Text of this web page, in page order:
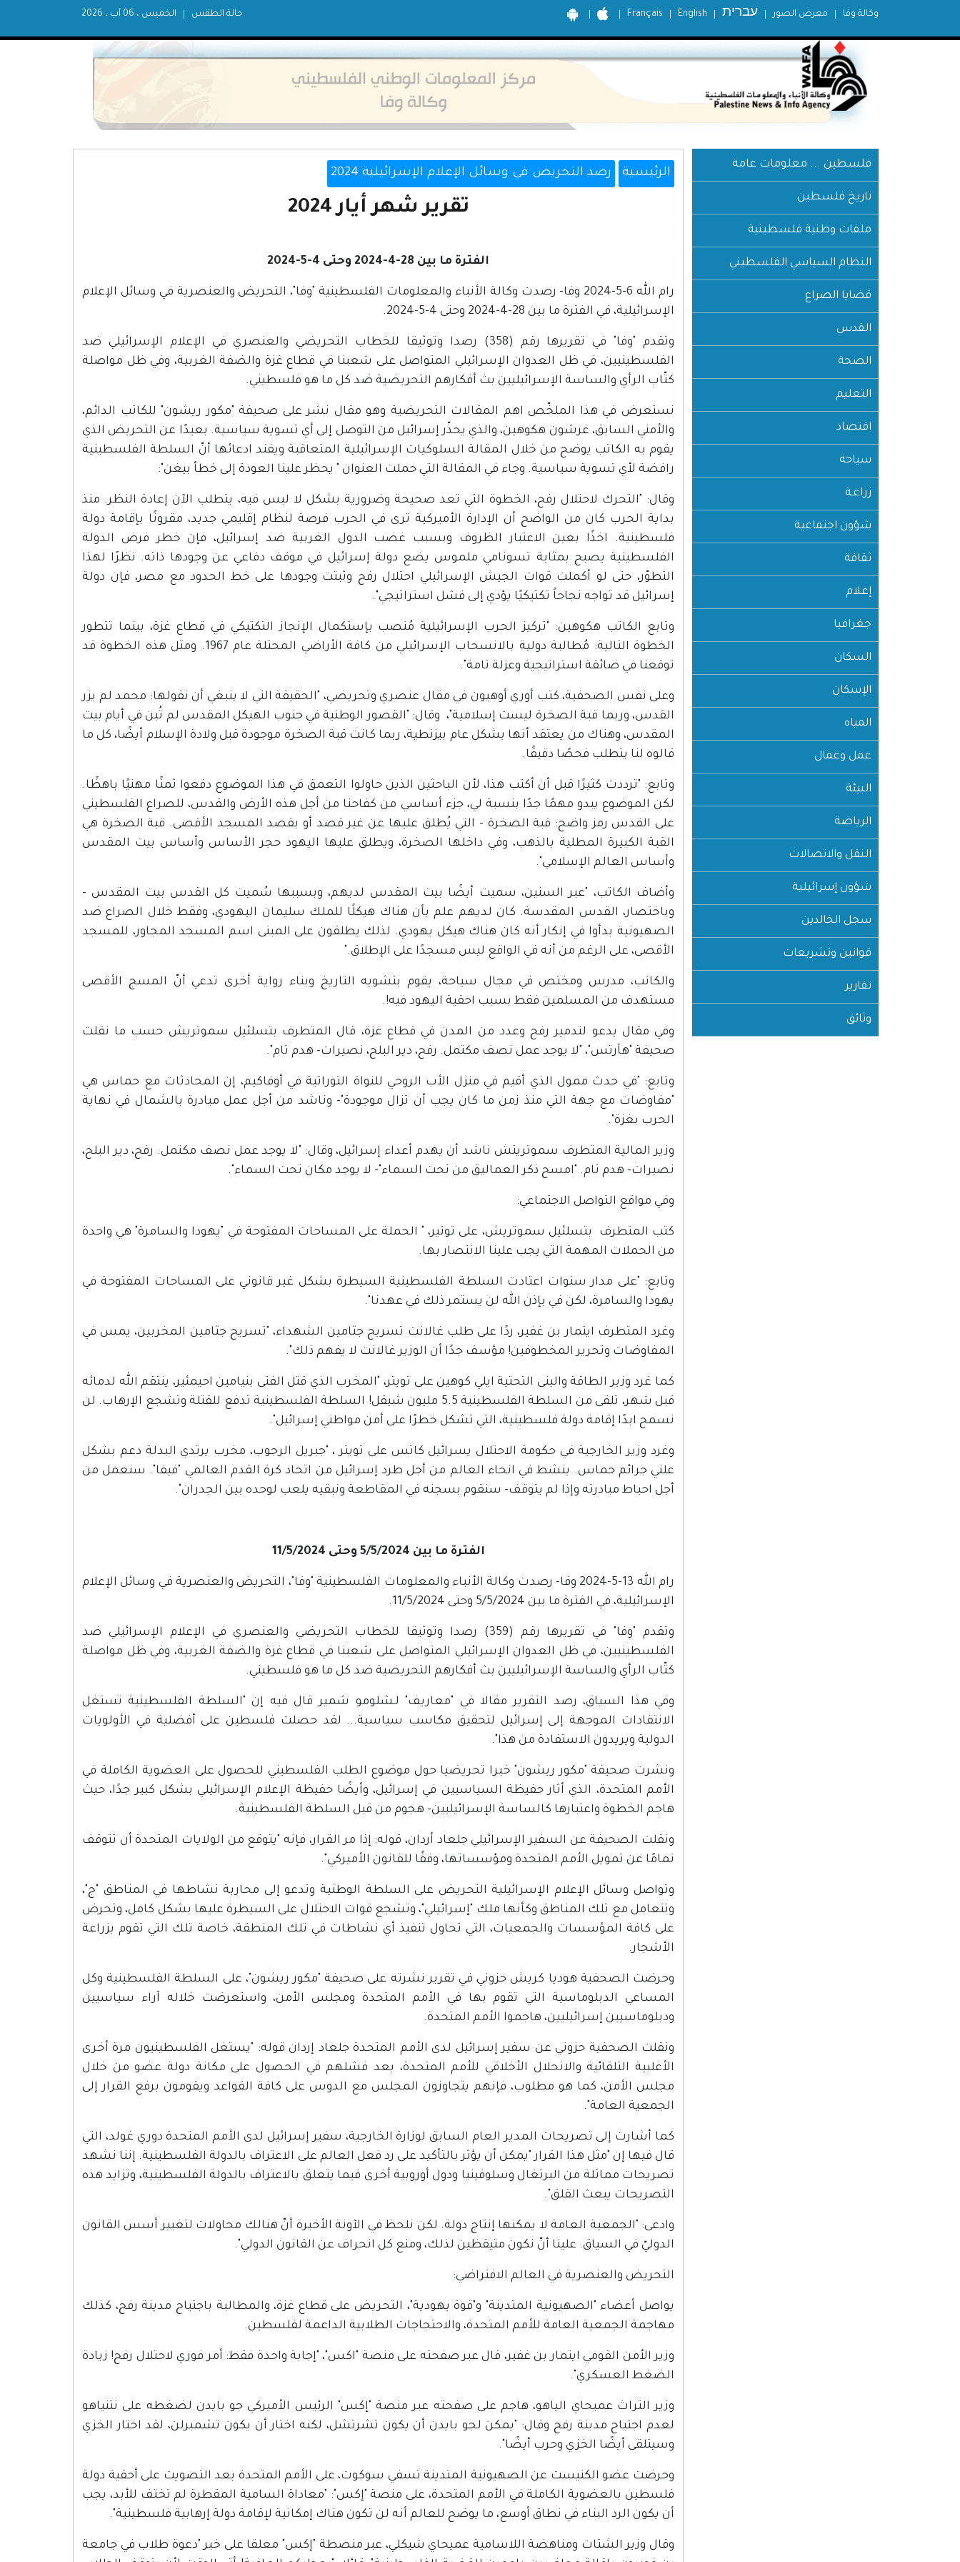
Français English עברית معرض الصور وكالة وفا الخميس ، 06 آب ، 2026 حالة الطقس
فلسطين ... معلومات عامة
تاريخ فلسطين
ملفات وطنية فلسطينية
النظام السياسي الفلسطيني
قضايا الصراع
القدس
الصحة
التعليم
اقتصاد
سياحة
زراعـة
شؤون اجتماعية
ثقافة
إعلام
جغرافيا
السكان
الإسكان
المياه
عمل وعمال
البيئة
الرياضة
النقل والاتصالات
شؤون إسرائيلية
سجل الخالدين
قوانين وتشريعات
تقارير
وثائق
الرئيسية رصد التحريض في وسائل الإعلام الإسرائيلية 2024
تقرير شهر أيار 2024
الفترة ما بين 28-4-2024 وحتى 4-5-2024
رام الله 6-5-2024 وفا- رصدت وكالة الأنباء والمعلومات الفلسطينية "وفا"، التحريض والعنصرية في وسائل الإعلام
الإسرائيلية، في الفترة ما بين 28-4-2024 وحتى 4-5-2024.
وتقدم "وفا" في تقريرها رقم (358) رصدا وتوثيقا للخطاب التحريضي والعنصري في الإعلام الإسرائيلي ضد
الفلسطينيين، في ظل العدوان الإسرائيلي المتواصل على شعبنا في قطاع غزة والضفة الغربية، وفي ظل مواصلة
كتّاب الرأي والساسة الإسرائيليين بث أفكارهم التحريضية ضد كل ما هو فلسطيني.
نستعرض في هذا الملخّص اهم المقالات التحريضية وهو مقال نشر على صحيفة "مكور ريشون" للكاتب الدائم،
والأمني السابق، غرشون هكوهين، والذي يحذّر إسرائيل من التوصل إلى أي تسوية سياسية. بعيدًا عن التحريض الذي
يقوم به الكاتب يوضح من خلال المقالة السلوكيات الإسرائيلية المتعاقبة ويفند ادعائها أنّ السلطة الفلسطينية
رافضة لأي تسوية سياسية. وجاء في المقالة التي حملت العنوان " يحظر علينا العودة إلى خطأ بيغن":
وقال: "التحرك لاحتلال رفح، الخطوة التي تعد صحيحة وضرورية بشكل لا لبس فيه، يتطلب الآن إعادة النظر. منذ
بداية الحرب كان من الواضح أن الإدارة الأميركية ترى في الحرب فرصة لنظام إقليمي جديد، مقرونًا بإقامة دولة
فلسطينية. اخذًا بعين الاعتبار الظروف وبسبب غضب الدول الغربية ضد إسرائيل، فإن خطر فرض الدولة
الفلسطينية يصبح بمثابة تسونامي ملموس يضع دولة إسرائيل في موقف دفاعي عن وجودها ذاته. نظرًا لهذا
التطوّر، حتى لو أكملت قوات الجيش الإسرائيلي احتلال رفح وثبتت وجودها على خط الحدود مع مصر، فإن دولة
إسرائيل قد تواجه نجاحاً تكتيكيًا يؤدي إلى فشل استراتيجي".
وتابع الكاتب هكوهين: "تركيز الحرب الإسرائيلية مُنصب بإستكمال الإنجاز التكتيكي في قطاع غزة، بينما تتطور
الخطوة التالية: مُطالبة دولية بالانسحاب الإسرائيلي من كافة الأراضي المحتلة عام 1967. ومثل هذه الخطوة قد
توقعنا في ضائقة استراتيجية وعزلة تامة".
وعلى نفس الصحفية، كتب أوري أوهيون في مقال عنصري وتحريضي، "الحقيقة التي لا ينبغي أن نقولها: محمد لم يزر
القدس، وربما قبة الصخرة ليست إسلامية"، وقال: "القصور الوطنية في جنوب الهيكل المقدس لم تُبن في أيام بيت
المقدس، وهناك من يعتقد أنها بشكل عام بيزنطية، ربما كانت قبة الصخرة موجودة قبل ولادة الإسلام أيضًا، كل ما
قالوه لنا يتطلب فحصًا دقيقًا.
وتابع: "ترددت كثيرًا قبل أن أكتب هذا، لأن الباحثين الذين حاولوا التعمق في هذا الموضوع دفعوا ثمنًا مهنيًا باهظًا.
لكن الموضوع يبدو مهمًا جدًا بنسبة لي، جزء أساسي من كفاحنا من أجل هذه الأرض والقدس، للصراع الفلسطيني
على القدس رمز واضح: قبة الصخرة - التي يُطلق عليها عن غير قصد أو بقصد المسجد الأقصى. قبة الصخرة هي
القبة الكبيرة المطلية بالذهب، وفي داخلها الصخرة، ويطلق عليها اليهود حجر الأساس وأساس بيت المقدس
وأساس العالم الإسلامي".
وأضاف الكاتب، "عبر السنين، سميت أيضًا بيت المقدس لديهم، وبسببها سُميت كل القدس بيت المقدس -
وباختصار، القدس المقدسة. كان لديهم علم بأن هناك هيكلًا للملك سليمان اليهودي، وفقط خلال الصراع ضد
الصهيونية بدأوا في إنكار أنه كان هناك هيكل يهودي. لذلك يطلقون على المبنى اسم المسجد المجاور، للمسجد
الأقصى، على الرغم من أنه في الواقع ليس مسجدًا على الإطلاق."
والكاتب، مدرس ومختص في مجال سياحة، يقوم بتشويه التاريخ وبناء رواية أخرى تدعي أنّ المسج الأقصى
مستهدف من المسلمين فقط بسبب احقية اليهود فيه!.
وفي مقال يدعو لتدمير رفح وعدد من المدن في قطاع غزة، قال المتطرف بتسلئيل سموتريش حسب ما نقلت
صحيفة "هآرتس"، "لا يوجد عمل نصف مكتمل. رفح، دير البلح، نصيرات- هدم تام".
وتابع: "في حدث ممول الذي أقيم في منزل الأب الروحي للنواة التوراتية في أوفاكيم، إن المحادثات مع حماس هي
"مفاوضات مع جهة التي منذ زمن ما كان يجب أن تزال موجودة"- وناشد من أجل عمل مبادرة بالشمال في نهاية
الحرب بغزة".
وزير المالية المتطرف سموتريتش ناشد أن يهدم أعداء إسرائيل، وقال: "لا يوجد عمل نصف مكتمل. رفح، دير البلح،
نصيرات- هدم تام. "امسح ذكر العماليق من تحت السماء"- لا يوجد مكان تحت السماء".
وفي مواقع التواصل الاجتماعي:
كتب المتطرف بتسلئيل سموتريش، على توتير، " الحملة على المساحات المفتوحة في "يهودا والسامرة" هي واحدة
من الحملات المهمة التي يجب علينا الانتصار بها.
وتابع: "على مدار سنوات اعتادت السلطة الفلسطينية السيطرة بشكل غير قانوني على المساحات المفتوحة في
يهودا والسامرة، لكن في بإذن الله لن يستمر ذلك في عهدنا".
وغرد المتطرف ايتمار بن غفير، ردًا على طلب غالانت تسريح جثامين الشهداء، "تسريح جثامين المخربين، يمس في
المفاوضات وتحرير المخطوفين! مؤسف جدًا أن الوزير غالانت لا يفهم ذلك".
كما غرد وزير الطاقة والبنى التحتية ايلي كوهين على تويتر، "المخرب الذي قتل الفتى بنيامين احيمئير، ينتقم الله لدمائه
قبل شهر، تلقى من السلطة الفلسطينية 5.5 مليون شيقل! السلطة الفلسطينية تدفع للقتلة وتشجع الإرهاب. لن
نسمح ابدًا إقامة دولة فلسطينية، التي تشكل خطرًا على أمن مواطني إسرائيل".
وغرد وزير الخارجية في حكومة الاحتلال يسرائيل كاتس على تويتر ، "جبريل الرجوب، مخرب يرتدي البدلة دعم بشكل
علني جرائم حماس. ينشط في انحاء العالم من أجل طرد إسرائيل من اتحاد كرة القدم العالمي "فيفا". سنعمل من
أجل احباط مبادرته وإذا لم يتوقف- سنقوم بسجنه في المقاطعة ونبقيه يلعب لوحده بين الجدران".
الفترة ما بين 5/5/2024 وحتى 11/5/2024
رام الله 13-5-2024 وفا- رصدت وكالة الأنباء والمعلومات الفلسطينية "وفا"، التحريض والعنصرية في وسائل الإعلام
الإسرائيلية، في الفترة ما بين 5/5/2024 وحتى 11/5/2024.
وتقدم "وفا" في تقريرها رقم (359) رصدا وتوثيقا للخطاب التحريضي والعنصري في الإعلام الإسرائيلي ضد
الفلسطينيين، في ظل العدوان الإسرائيلي المتواصل على شعبنا في قطاع غزة والضفة الغربية، وفي ظل مواصلة
كتّاب الرأي والساسة الإسرائيليين بث أفكارهم التحريضية ضد كل ما هو فلسطيني.
وفي هذا السياق، رصد التقرير مقالا في "معاريف" لـشلومو شمير قال فيه إن "السلطة الفلسطينية تستغل
الانتقادات الموجهة إلى إسرائيل لتحقيق مكاسب سياسية... لقد حصلت فلسطين على أفضلية في الأولويات
الدولية ويريدون الاستفادة من هذا".
ونشرت صحيفة "مكور ريشون" خبرا تحريضيا حول موضوع الطلب الفلسطيني للحصول على العضوية الكاملة في
الأمم المتحدة، الذي أثار حفيظة السياسيين في إسرائيل، وأيضًا حفيظة الإعلام الإسرائيلي بشكل كبير جدًا، حيث
هاجم الخطوة واعتبارها كالساسة الإسرائيليين- هجوم من قبل السلطة الفلسطينية.
ونقلت الصحيفة عن السفير الإسرائيلي جلعاد أردان، قوله: إذا مر القرار، فإنه "يتوقع من الولايات المتحدة أن تتوقف
تمامًا عن تمويل الأمم المتحدة ومؤسساتها، وفقًا للقانون الأميركي".
وتواصل وسائل الإعلام الإسرائيلية التحريض على السلطة الوطنية وتدعو إلى محاربة نشاطها في المناطق "ج"،
وتتعامل مع تلك المناطق وكأنها ملك "إسرائيلي"، وتشجع قوات الاحتلال على السيطرة عليها بشكل كامل، وتحرض
على كافة المؤسسات والجمعيات، التي تحاول تنفيذ أي نشاطات في تلك المنطقة، خاصة تلك التي تقوم بزراعة
الأشجار.
وحرضت الصحفية هوديا كريش حزوني في تقرير نشرته على صحيفة "مكور ريشون"، على السلطة الفلسطينية وكل
المساعي الدبلوماسية التي تقوم بها في الأمم المتحدة ومجلس الأمن، واستعرضت خلاله آراء سياسيين
ودبلوماسيين إسرائيليين، هاجموا الأمم المتحدة.
ونقلت الصحفية حزوني عن سفير إسرائيل لدى الأمم المتحدة جلعاد إردان قوله: "يستغل الفلسطينيون مرة أخرى
الأغلبية التلقائية والانحلال الأخلاقي للأمم المتحدة، بعد فشلهم في الحصول على مكانة دولة عضو من خلال
مجلس الأمن، كما هو مطلوب، فإنهم يتجاوزون المجلس مع الدوس على كافة القواعد ويقومون برفع القرار إلى
الجمعية العامة".
كما أشارت إلى تصريحات المدير العام السابق لوزارة الخارجية، سفير إسرائيل لدى الأمم المتحدة دوري غولد، التي
قال فيها إن "مثل هذا القرار "يمكن أن يؤثر بالتأكيد على رد فعل العالم على الاعتراف بالدولة الفلسطينية. إننا نشهد
تصريحات مماثلة من البرتغال وسلوفينيا ودول أوروبية أخرى فيما يتعلق بالاعتراف بالدولة الفلسطينية، وتزايد هذه
التصريحات يبعث القلق".
وادعى: "الجمعية العامة لا يمكنها إنتاج دولة. لكن نلحظ في الآونة الأخيرة أنّ هنالك محاولات لتغيير أسس القانون
الدوليّ في السياق. علينا أنّ نكون متيقظين لذلك، ومنع كل انحراف عن القانون الدولي".
التحريض والعنصرية في العالم الافتراضي:
يواصل أعضاء "الصهيونية المتدينة" و"قوة يهودية"، التحريض على قطاع غزة، والمطالبة باجتياح مدينة رفح، كذلك
مهاجمة الجمعية العامة للأمم المتحدة، والاحتجاجات الطلابية الداعمة لفلسطين.
وزير الأمن القومي ايتمار بن غفير، قال عبر صفحته على منصة "اكس"، "إجابة واحدة فقط: أمر فوري لاحتلال رفح! زيادة
الضغط العسكري".
وزير التراث عميحاي الياهو، هاجم على صفحته عبر منصة "إكس" الرئيس الأميركي جو بايدن لضغطه على نتنياهو
لعدم اجتياح مدينة رفح وقال: "يمكن لجو بايدن أن يكون تشرتشل، لكنه اختار أن يكون تشمبرلن، لقد اختار الخزي
وسيتلقى أيضًا الخزي وحرب أيضًا".
وحرضت عضو الكنيست عن الصهيونية المتدينة تسفي سوكوت، على الأمم المتحدة بعد التصويت على أحقية دولة
فلسطين بالعضوية الكاملة في الأمم المتحدة، على منصة "إكس": "معاداة السامية المقطرة لم تختف للأبد، يجب
أن يكون الرد البناء في نطاق أوسع، ما يوضح للعالم أنه لن تكون هناك إمكانية لإقامة دولة إرهابية فلسطينية".
وقال وزير الشتات ومناهضة اللاسامية عميحاي شيكلي، عبر منصطة "إكس" معلقا على خبر "دعوة طلاب في جامعة